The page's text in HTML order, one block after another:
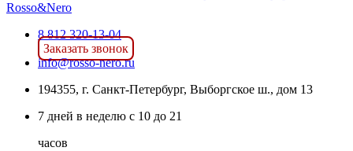
8 812 320-13-04
Заказать звонок
info@rosso-nero.ru
194355, г. Санкт-Петербург, Выборгское ш., дом 13
7 дней в неделю с 10 до 21
часов